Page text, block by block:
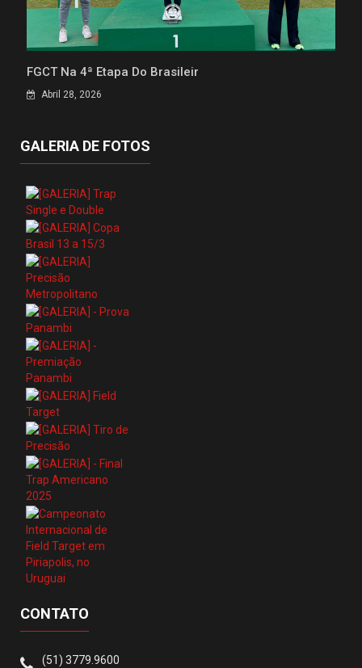
FGCT Na 4ª Etapa Do Brasileir
Abril 28, 2026
GALERIA DE FOTOS
CONTATO
(51) 3779.9600